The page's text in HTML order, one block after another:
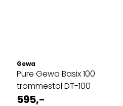
Gewa
Pure Gewa Basix 100
trommestol DT-100
595,-